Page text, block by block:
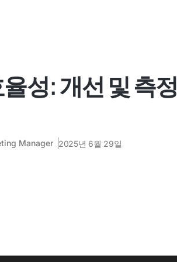
성: 개선 및 측정
Manager 2025년 6월 29일